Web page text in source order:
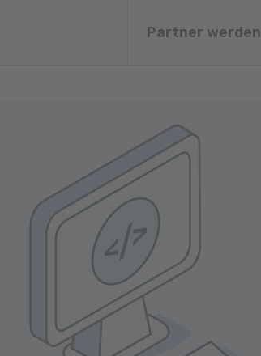
Partner werden